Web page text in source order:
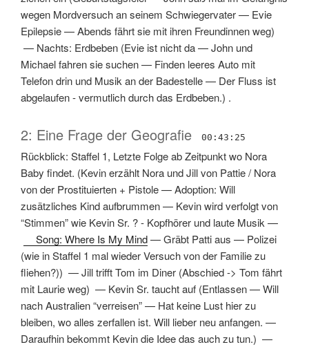
wegen Mordversuch an seinem Schwiegervater— Evie
Epilepsie—Abends fährt sie mit ihren Freundinnen weg)
— Nachts: Erdbeben (Evie ist nicht da—John und
Michael fahren sie suchen— Finden leeres Auto mit
Telefon drin und Musik an der Badestelle— Der Fluss ist
abgelaufen - vermutlich durch das Erdbeben.) .
2: Eine Frage der Geografie 00:43:25
Rückblick: Staffel 1, Letzte Folge ab Zeitpunkt wo Nora
Baby findet. (Kevin erzählt Nora und Jill von Pattie / Nora
von der Prostituierten + Pistole—Adoption: Will
zusätzliches Kind aufbrummen— Kevin wird verfolgt von
“Stimmen” wie Kevin Sr. ? - Kopfhörer und laute Musik —
Song: Where Is My Mind—Gräbt Patti aus — Polizei
(wie in Staffel 1 mal wieder Versuch von der Familie zu
fliehen?)) —Jill trifft Tom im Diner (Abschied -> Tom fährt
mit Laurie weg) — Kevin Sr. taucht auf (Entlassen—Will
nach Australien “verreisen”— Hat keine Lust hier zu
bleiben, wo alles zerfallen ist. Will lieber neu anfangen. —
Daraufhin bekommt Kevin die Idee das auch zu tun.) —